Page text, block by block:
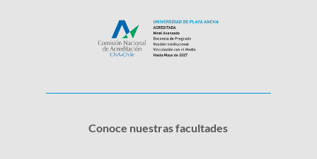
Conoce nuestras facultades